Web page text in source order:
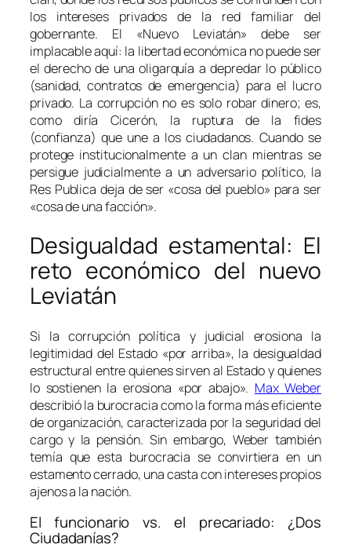
los intereses privados de la red familiar del
gobernante. El «Nuevo Leviatán» debe ser
implacable aquí: la libertad económica no puede ser
el derecho de una oligarquía a depredar lo público
(sanidad, contratos de emergencia) para el lucro
privado. La corrupción no es solo robar dinero; es,
como diría Cicerón, la ruptura de la fides
(confianza) que une a los ciudadanos. Cuando se
protege institucionalmente a un clan mientras se
persigue judicialmente a un adversario político, la
Res Publica deja de ser «cosa del pueblo» para ser
«cosa de una facción».
Desigualdad estamental: El
reto económico del nuevo
Leviatán
Si la corrupción política y judicial erosiona la
legitimidad del Estado «por arriba», la desigualdad
estructural entre quienes sirven al Estado y quienes
lo sostienen la erosiona «por abajo». Max Weber
describió la burocracia como la forma más eficiente
de organización, caracterizada por la seguridad del
cargo y la pensión. Sin embargo, Weber también
temía que esta burocracia se convirtiera en un
estamento cerrado, una casta con intereses propios
ajenos a la nación.
El funcionario vs. el precariado: ¿Dos
Ciudadanías?